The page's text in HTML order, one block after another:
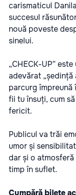
carismaticul
succesul
nouă poveste
sinelui.
„CHECK-UP”
adevărat
parcurg împreună
fii tu însuți, cum
fericit.
Publicul va trăi
umor și
dar și o
timp în suflet.
Cumpără bilete